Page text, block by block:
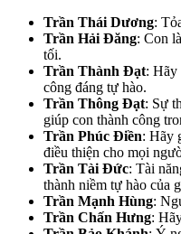
Trần Thái Dương:
Trần Hải Đăng: Con
tối.
Trần Thành Đạt: Hãy
công đáng tự hào.
Trần Thông Đạt: Sự
giúp con thành công
Trần Phúc Điền: Hãy
điều thiện cho mọi
Trần Tài Đức: Tài
thành niềm tự hào của
Trần Mạnh Hùng:
Trần Chấn Hưng: